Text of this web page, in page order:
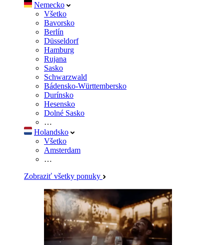
Nemecko
Všetko
Bavorsko
Berlín
Düsseldorf
Hamburg
Rujana
Sasko
Schwarzwald
Bádensko-Württembersko
Durínsko
Hesensko
Dolné Sasko
…
Holandsko
Všetko
Amsterdam
…
Zobraziť všetky ponuky